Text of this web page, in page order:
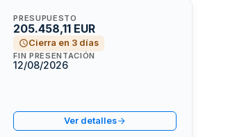
PRESUPUESTO
205.458,11 EUR
Cierra en 3 días
FIN PRESENTACIÓN
12/08/2026
Ver detalles